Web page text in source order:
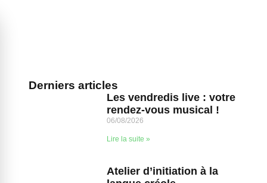
Derniers articles
Les vendredis live : votre
rendez-vous musical !
06/08/2026
Lire la suite »
Atelier d’initiation à la